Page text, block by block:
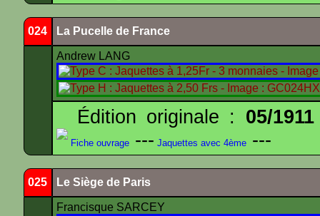
024 La Pucelle de France
Andrew LANG
Édition originale : 05/1911
Fiche ouvrage --- Jaquettes avec 4ème ---
025 Le Siège de Paris
Francisque SARCEY